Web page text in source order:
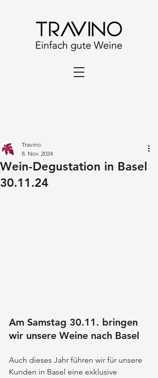
Wein-Degustation in Basel
30.11.24
Travino
8. Nov. 2024
Am Samstag 30.11. bringen
wir unsere Weine nach Basel
Auch dieses Jahr führen wir für unsere
Kunden in Basel eine exklusive